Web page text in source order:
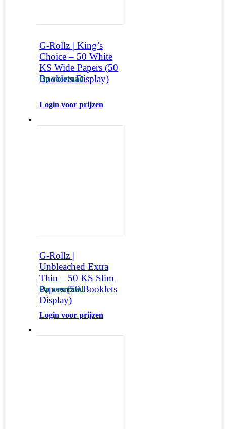
G-Rollz | King’s
Choice – 50 White
KS Wide Papers (50
Booklets Display)
Op voorraad
Login voor prijzen
G-Rollz |
Unbleached Extra
Thin – 50 KS Slim
Papers (50 Booklets
Display)
Op voorraad
Login voor prijzen